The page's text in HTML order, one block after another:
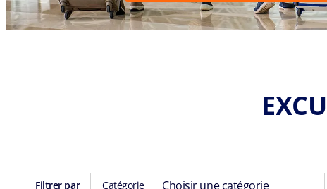
Filtrer par Catégorie Choisir une catégorie